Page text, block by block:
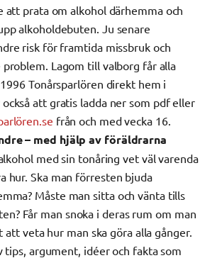
att prata om alkohol därhemma och
alkoholdebuten. Ju senare
risk för framtida missbruk och
Lagom till valborg får alla
Tonårsparlören direkt hem i
att gratis ladda ner som pdf eller
från och med vecka 16.
– med hjälp av föräldrarna
med sin tonåring vet väl varenda
hur. Ska man förresten bjuda
Måste man sitta och vänta tills
Får man snoka i deras rum om man
veta hur man ska göra alla gånger.
tips, argument, idéer och fakta som